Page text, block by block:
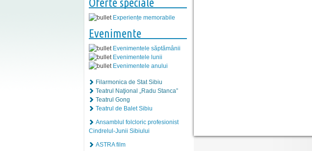
Oferte speciale
Experiențe memorabile
Evenimente
Evenimentele săptămânii
Evenimentele lunii
Evenimentele anului
Filarmonica de Stat Sibiu
Teatrul Naţional „Radu Stanca”
Teatrul Gong
Teatrul de Balet Sibiu
Ansamblul folcloric profesionist
Cindrelul-Junii Sibiului
ASTRA film